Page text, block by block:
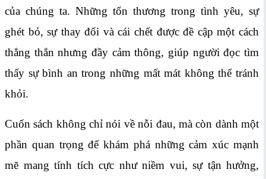
của chúng ta. Những tổn thương trong tình yêu, sự
ghét bỏ, sự thay đổi và cái chết được đề cập một cách
thẳng thắn nhưng đầy cảm thông, giúp người đọc tìm
thấy sự bình an trong những mất mát không thể tránh
khỏi.
Cuốn sách không chỉ nói về nỗi đau, mà còn dành một
phần quan trọng để khám phá những cảm xúc mạnh
mẽ mang tính tích cực như niềm vui, sự tận hưởng,